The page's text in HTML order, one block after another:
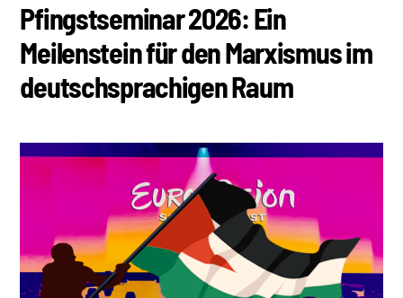
Pfingstseminar 2026: Ein
Meilenstein für den Marxismus im
deutschsprachigen Raum